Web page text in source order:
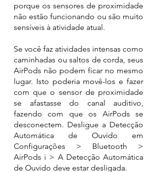
porque os sensores de proximidade
não estão funcionando ou são muito
sensíveis à atividade atual.
Se você faz atividades intensas como
caminhadas ou saltos de corda, seus
AirPods não podem ficar no mesmo
lugar. Isto poderia movê-los e fazer
com que o sensor de proximidade
se afastasse do canal auditivo,
fazendo com que os AirPods se
desconectem. Desligue a Detecção
Automática de Ouvido em
Configurações > Bluetooth >
AirPods i > A Detecção Automática
de Ouvido deve estar desligada.